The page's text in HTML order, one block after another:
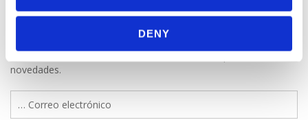
DENY
SUSCRÍBETE AL BOLETÍN
Puedes suscribirte a nuestro boletín de noticias para recibir las
novedades.